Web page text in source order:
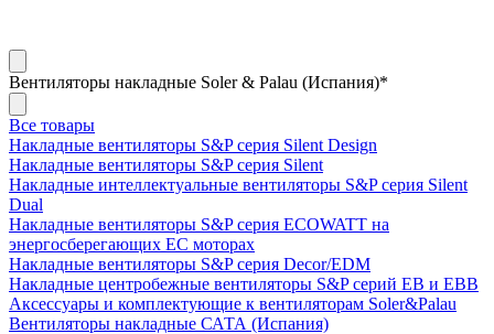
Вентиляторы накладные Soler & Palau (Испания)*
Все товары
Накладные вентиляторы S&P серия Silent Design
Накладные вентиляторы S&P серия Silent
Накладные интеллектуальные вентиляторы S&P серия Silent
Dual
Накладные вентиляторы S&P серия ECOWATT на
энергосберегающих ЕС моторах
Накладные вентиляторы S&P серия Decor/EDM
Накладные центробежные вентиляторы S&P серий EB и EBB
Аксессуары и комплектующие к вентиляторам Soler&Palau
Вентиляторы накладные САТА (Испания)